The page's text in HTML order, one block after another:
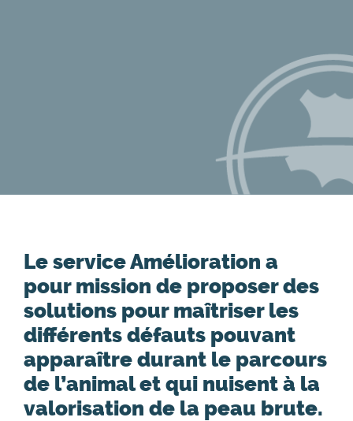
Le service Amélioration a
pour mission de proposer des
solutions pour maîtriser les
différents défauts pouvant
apparaître durant le parcours
de l’animal et qui nuisent à la
valorisation de la peau brute.